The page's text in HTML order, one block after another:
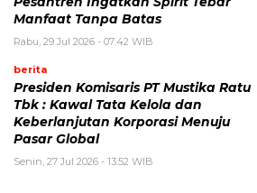
Manfaat Tanpa Batas
Rabu, 29 Jul 2026 - 07:42 WIB
berita
Presiden Komisaris PT Mustika Ratu
Tbk : Kawal Tata Kelola dan
Keberlanjutan Korporasi Menuju
Pasar Global
Senin, 27 Jul 2026 - 13:52 WIB